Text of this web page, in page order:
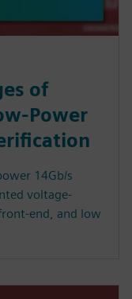
of
Power
14Gb/s
voltage-
end, and low